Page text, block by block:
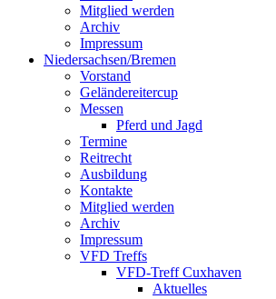
Mitglied werden
Archiv
Impressum
Niedersachsen/Bremen
Vorstand
Geländereitercup
Messen
Pferd und Jagd
Termine
Reitrecht
Ausbildung
Kontakte
Mitglied werden
Archiv
Impressum
VFD Treffs
VFD-Treff Cuxhaven
Aktuelles